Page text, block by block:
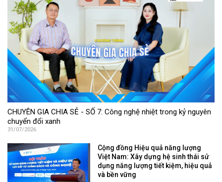
CHUYÊN GIA CHIA SẺ - SỐ 7: Công nghệ nhiệt trong kỷ nguyên
chuyển đổi xanh
31/07/2026
Cộng đồng Hiệu quả năng lượng
Việt Nam: Xây dựng hệ sinh thái sử
dụng năng lượng tiết kiệm, hiệu quả
và bền vững